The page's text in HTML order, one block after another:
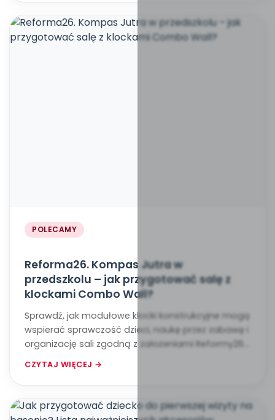
POLECAMY
Reforma26. Kompas Jutra w
przedszkolu – jak przygotować salę z
klockami Combo Wall?
Sprawdź, jak modułowe klocki konstrukcyjne mogą
wspierać sprawczość dzieci, naukę przez zabawę i
organizację sali zgodną z założeniami Reformy26.
CZYTAJ WIĘCEJ →